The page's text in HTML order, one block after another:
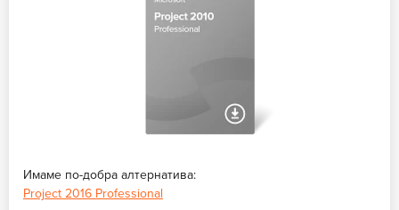
Имаме по-добра алтернатива:
Project 2016 Professional